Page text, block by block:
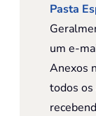
Pasta
um e-
Anexos
todos os